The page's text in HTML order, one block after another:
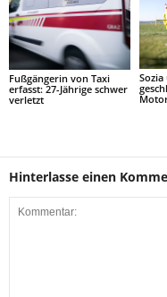
Fußgängerin von Taxi
erfasst: 27-Jährige schwer
verletzt
Hinterlasse einen